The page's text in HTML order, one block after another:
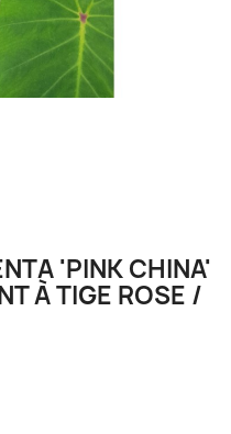
'PINK CHINA'
À TIGE ROSE /